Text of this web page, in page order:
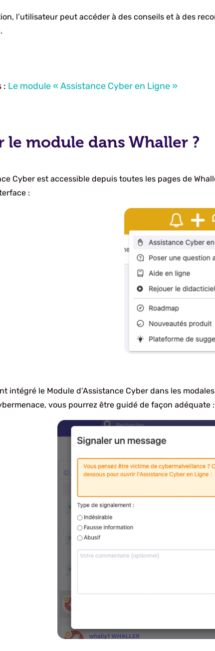
l’utilisateur peut accéder à des conseils et à des
: Le module « Assistance Cyber en Ligne »
le module dans Whaller ?
Cyber est accessible depuis toutes les pages de
:
intégré le Module d’Assistance Cyber dans les
vous pourrez être guidé de façon adéquate :